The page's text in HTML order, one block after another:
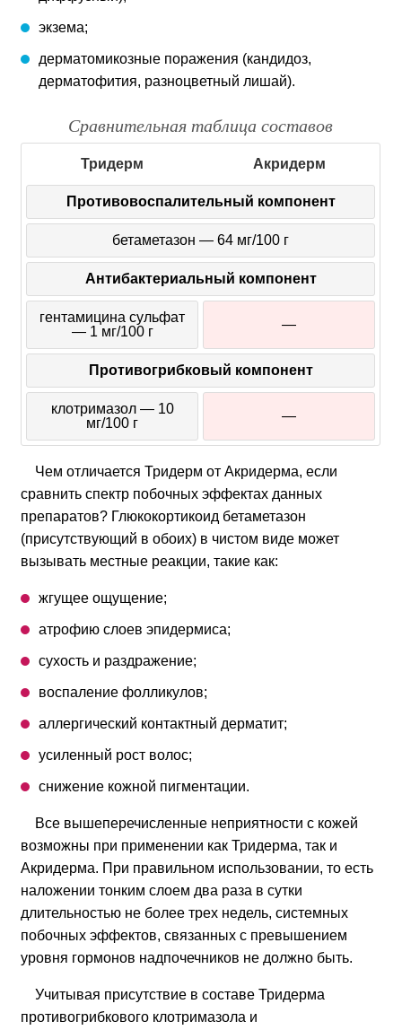
экзема;
дерматомикозные поражения (кандидоз,
дерматофития, разноцветный лишай).
Сравнительная таблица составов
Тридерм Акридерм
Противовоспалительный компонент
бетаметазон — 64 мг/100 г
Антибактериальный компонент
гентамицина сульфат
— 1 мг/100 г
—
Противогрибковый компонент
клотримазол — 10
мг/100 г
—
Чем отличается Тридерм от Акридерма, если
сравнить спектр побочных эффектах данных
препаратов? Глюкокортикоид бетаметазон
(присутствующий в обоих) в чистом виде может
вызывать местные реакции, такие как:
жгущее ощущение;
атрофию слоев эпидермиса;
сухость и раздражение;
воспаление фолликулов;
аллергический контактный дерматит;
усиленный рост волос;
снижение кожной пигментации.
Все вышеперечисленные неприятности с кожей
возможны при применении как Тридерма, так и
Акридерма. При правильном использовании, то есть
наложении тонким слоем два раза в сутки
длительностью не более трех недель, системных
побочных эффектов, связанных с превышением
уровня гормонов надпочечников не должно быть.
Учитывая присутствие в составе Тридерма
противогрибкового клотримазола и